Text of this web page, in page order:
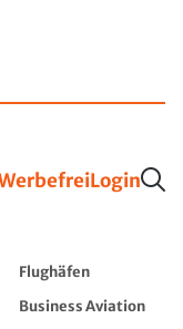
Login
Flughäfen
Business Aviation